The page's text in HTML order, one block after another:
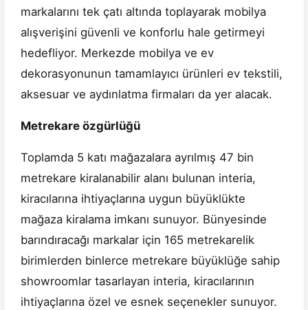
markalarını tek çatı altında toplayarak mobilya
alışverişini güvenli ve konforlu hale getirmeyi
hedefliyor. Merkezde mobilya ve ev
dekorasyonunun tamamlayıcı ürünleri ev tekstili,
aksesuar ve aydınlatma firmaları da yer alacak.
Metrekare özgürlüğü
Toplamda 5 katı mağazalara ayrılmış 47 bin
metrekare kiralanabilir alanı bulunan interia,
kiracılarına ihtiyaçlarına uygun büyüklükte
mağaza kiralama imkanı sunuyor. Bünyesinde
barındıracağı markalar için 165 metrekarelik
birimlerden binlerce metrekare büyüklüğe sahip
showroomlar tasarlayan interia, kiracılarının
ihtiyaçlarına özel ve esnek seçenekler sunuyor.